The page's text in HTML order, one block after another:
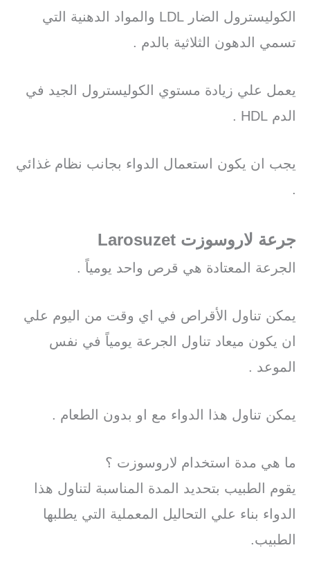
الكوليسترول الضار LDL والمواد الدهنية التي
تسمي الدهون الثلاثية بالدم .
يعمل علي زيادة مستوي الكوليسترول الجيد في
الدم HDL .
يجب ان يكون استعمال الدواء بجانب نظام غذائي
.
جرعة لاروسوزت Larosuzet
الجرعة المعتادة هي قرص واحد يومياً .
يمكن تناول الأقراص في اي وقت من اليوم علي
ان يكون ميعاد تناول الجرعة يومياً في نفس
الموعد .
يمكن تناول هذا الدواء مع او بدون الطعام .
ما هي مدة استخدام لاروسوزت ؟
يقوم الطبيب بتحديد المدة المناسبة لتناول هذا
الدواء بناء علي التحاليل المعملية التي يطلبها
الطبيب.